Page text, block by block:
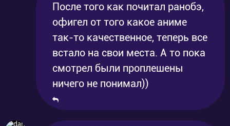
После того как почитал ранобэ,
офигел от того какое аниме
так-то качественное, теперь все
встало на свои места. А то пока
смотрел были проплешены
ничего не понимал))